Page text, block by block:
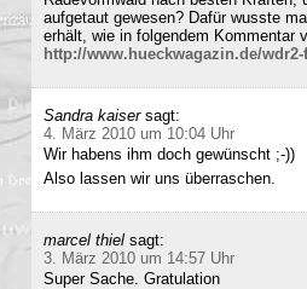
aufgetaut gewesen? Dafür wusste
erhält, wie in folgendem Kommentar
http://www.hueckwagazin.de/
Sandra kaiser sagt:
4. März 2010 um 10:04 Uhr
Wir habens ihm doch gewünscht ;-))
Also lassen wir uns überraschen.
marcel thiel sagt:
3. März 2010 um 14:57 Uhr
Super Sache. Gratulation